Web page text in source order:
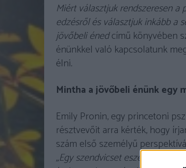
Miért választjuk rendszeresen
edzésről és választjuk inkább a
jövőbeli énedcímű könyvében
énünkkel való kapcsolatunk
élni.
Mintha a jövőbeli énünk egy
Emily Pronin, egy princetoni
résztvevőit arra kérték, hogy
szám első személyű
„Egy szendvicset eszem.”